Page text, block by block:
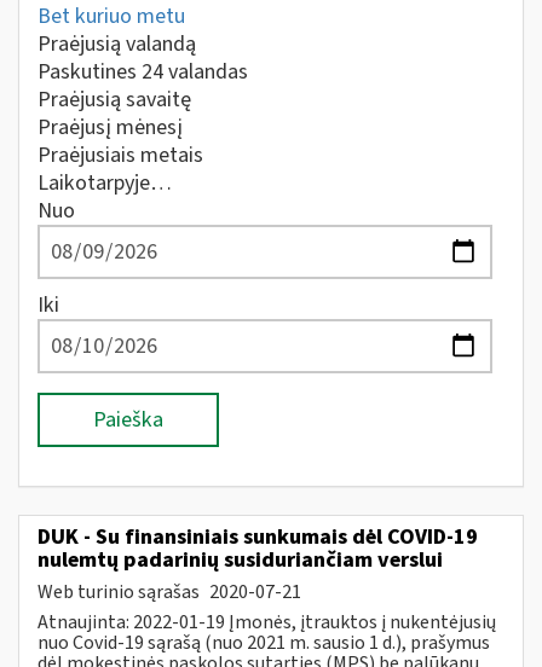
Bet kuriuo metu
Praėjusią valandą
Paskutines 24 valandas
Praėjusią savaitę
Praėjusį mėnesį
Praėjusiais metais
Laikotarpyje…
Nuo
Iki
Paieška
DUK - Su finansiniais sunkumais dėl COVID-19
nulemtų padarinių susiduriančiam verslui
Web turinio sąrašas 2020-07-21
Atnaujinta: 2022-01-19 Įmonės, įtrauktos į nukentėjusių
nuo Covid-19 sąrašą (nuo 2021 m. sausio 1 d.), prašymus